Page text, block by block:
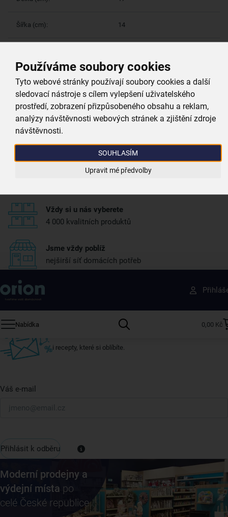
Používáme soubory cookies
Tyto webové stránky používají soubory cookies a další
sledovací nástroje s cílem vylepšení uživatelského
prostředí, zobrazení přizpůsobeného obsahu a reklam,
analýzy návštěvnosti webových stránek a zjištění zdroje
návštěvnosti.
SOUHLASÍM
Upravit mé předvolby
Šířka (cm): 14
Více parametrů (5)
Proč si vybrat právě nás
Doprava zdarma
při nákupu nad 999 Kč
Zboží doručujeme rychle
Vždy si u nás vyberete
4 000 kvalitních produktů
Jsme vždy poblíž
nejširší síť domácích potřeb
Nabídka 0,00 Kč
Získejte rady, recepty a tipy na slevy dřív než
ostatní
Přihlaste se k odběru našeho newsletteru.
i recepty, které si oblíbíte.
Váš e-mail
Přihlásit k odběru
Moderní prodejny a
výdejní místa po
celé České republice